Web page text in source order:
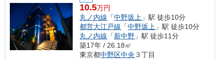
10.5万円
丸ノ内線 「中野坂上 」駅 徒歩10分
都営大江戸線 「中野坂上 」駅 徒歩10分
丸ノ内線 「新中野 」駅 徒歩11分
築17年 / 26.18㎡
東京都中野区中央 ３丁目